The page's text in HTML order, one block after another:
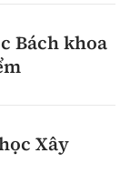
Bách khoa
Xây